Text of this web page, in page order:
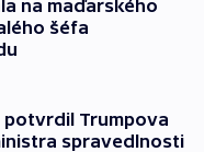
na maďarského
šéfa
potvrdil Trumpova
spravedlnosti